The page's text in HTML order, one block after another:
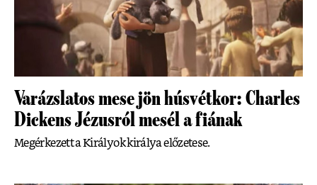
Varázslatos mese jön húsvétkor: Charles
Dickens Jézusról mesél a fiának
Megérkezett a Királyok királya előzetese.